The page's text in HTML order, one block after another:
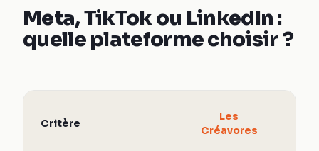
Meta, TikTok ou LinkedIn :
quelle plateforme choisir ?
Critère
Les
Créavores